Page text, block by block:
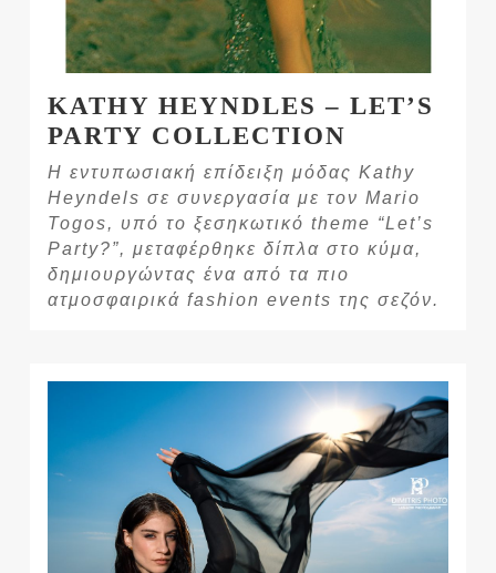
KATHY HEYNDLES – LET’S
PARTY COLLECTION
Η εντυπωσιακή επίδειξη μόδας Kathy
Heyndels σε συνεργασία με τον Mario
Togos, υπό το ξεσηκωτικό theme “Let’s
Party?”, μεταφέρθηκε δίπλα στο κύμα,
δημιουργώντας ένα από τα πιο
ατμοσφαιρικά fashion events της σεζόν.